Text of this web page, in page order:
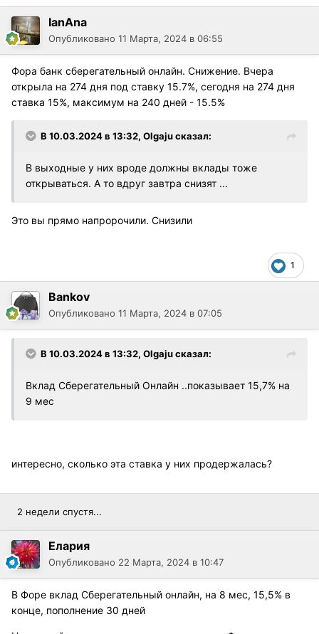
IanAna
Опубликовано 11 Марта, 2024 в 06:55
Фора банк сберегательный онлайн. Снижение. Вчера
открыла на 274 дня под ставку 15.7%, сегодня на 274 дня
ставка 15%, максимум на 240 дней - 15.5%
В 10.03.2024 в 13:32, Olgajuсказал:
В выходные у них вроде должны вклады тоже
открываться. А то вдруг завтра снизят ...
Это вы прямо напророчили. Снизили
1
Bankov
Опубликовано 11 Марта, 2024 в 07:05
В 10.03.2024 в 13:32, Olgajuсказал:
Вклад Сберегательный Онлайн ..показывает 15,7% на
9 мес
интересно, сколько эта ставка у них продержалась?
2 недели спустя...
Елария
Опубликовано 22 Марта, 2024 в 10:47
В Форе вклад Сберегательный онлайн, на 8 мес, 15,5% в
конце, пополнение 30 дней